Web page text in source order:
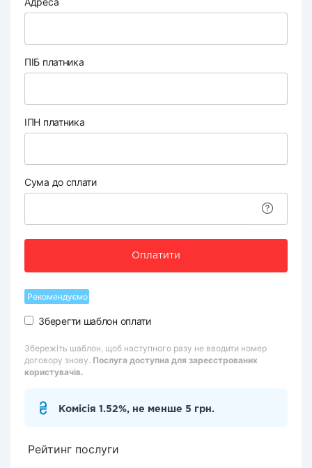
ПІБ платника
ІПН платника
Сума до сплати
Оплатити
Рекомендуємо
Зберегти шаблон оплати
Збережіть шаблон, щоб наступного разу не вводити номер
договору знову. Послуга доступна для зареєстрованих
користувачів.
Комісія 1.52%, не менше 5 грн.
Рейтинг послуги